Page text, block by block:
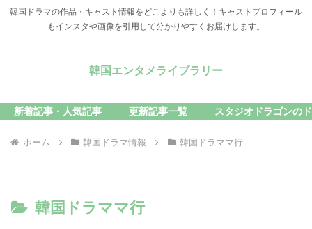
韓国ドラマの作品・キャスト情報をどこよりも詳しく！キャストプロフィール
もインスタや画像を引用して分かりやすくお届けします。
韓国エンタメライブラリー
新着記事・人気記事 更新記事一覧 スタジオドラゴンの
ホーム 韓国ドラマ情報 韓国ドラママ行
韓国ドラママ行